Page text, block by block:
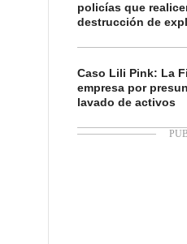
policías que
destrucción de
Caso Lili Pink: La
empresa por
lavado de activos